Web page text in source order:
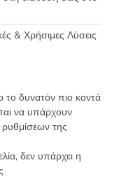
& Χρήσιμες Λύσεις
το δυνατόν πιο κοντά
να υπάρχουν
της
δεν υπάρχει η